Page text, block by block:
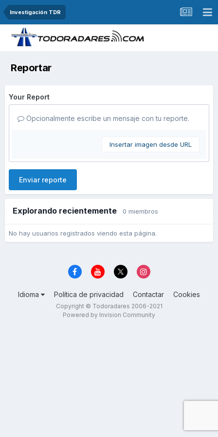
Investigación TDR
Reportar
Your Report
Opcionalmente escribe un mensaje con tu reporte.
Insertar imagen desde URL
Enviar reporte
Explorando recientemente 0 miembros
No hay usuarios registrados viendo esta página.
Idioma Política de privacidad Contactar Cookies
Copyright © Todoradares 2006-2021
Powered by Invision Community